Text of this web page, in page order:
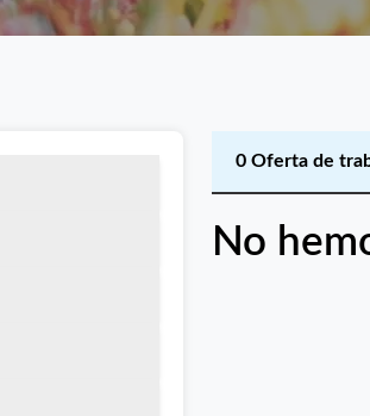
0 Oferta de
No